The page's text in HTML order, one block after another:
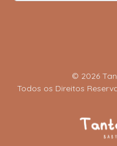
© 2026
Todos os Direitos